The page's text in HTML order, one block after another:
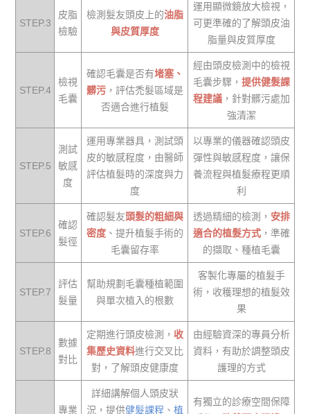
STEP.3
皮脂
檢驗
檢測髮友頭皮上的油脂
與皮質厚度
運用顯微鏡放大檢視，
可更準確的了解頭皮油
脂量與皮質厚度
STEP.4
檢視
毛囊
確認毛囊是否有堵塞、
髒污，評估禿髮區域是
否適合進行植髮
經由頭皮檢測中的檢視
毛囊步驟， 提供健髮課
程建議，針對髒污處加
強清潔
STEP.5
測試
敏感
度
運用專業器具，測試頭
皮的敏感程度，由醫師
評估植髮時的深度與力
度
以專業的儀器確認頭皮
彈性與敏感程度，讓保
養流程與植髮療程更順
利
STEP.6
確認
髮徑
確認髮友頭髮的粗細與
密度、提升植髮手術的
毛囊留存率
透過精細的檢測， 安排
適合的植髮方式，準確
的擷取、種植毛囊
STEP.7
評估
髮量
幫助規劃毛囊種植範圍
與單次植入的根數
客製化專屬的植髮手
術，收穫理想的植髮效
果
STEP.8
數據
對比
定期進行頭皮檢測， 收
集歷史資料進行交叉比
對，了解頭皮健康度
由經驗資深的專員分析
資料，有助於調整頭皮
護理的方式
專業
詳細講解個人頭皮狀
況，提供健髮課程 、 植
有獨立的診療空間保障